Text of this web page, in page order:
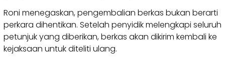
Roni menegaskan, pengembalian berkas bukan berarti
perkara dihentikan. Setelah penyidik melengkapi seluruh
petunjuk yang diberikan, berkas akan dikirim kembali ke
kejaksaan untuk diteliti ulang.